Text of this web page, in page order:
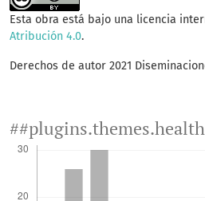
Esta obra está bajo una licencia
Atribución 4.0.
Derechos de autor 2021